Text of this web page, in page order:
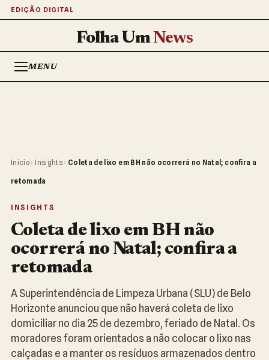
EDIÇÃO DIGITAL
Folha UmNews
MENU
Início › Insights › Coleta de lixo em BH não ocorrerá no Natal; confira a
retomada
INSIGHTS
Coleta de lixo em BH não
ocorrerá no Natal; confira a
retomada
A Superintendência de Limpeza Urbana (SLU) de Belo
Horizonte anunciou que não haverá coleta de lixo
domiciliar no dia 25 de dezembro, feriado de Natal. Os
moradores foram orientados a não colocar o lixo nas
calçadas e a manter os resíduos armazenados dentro